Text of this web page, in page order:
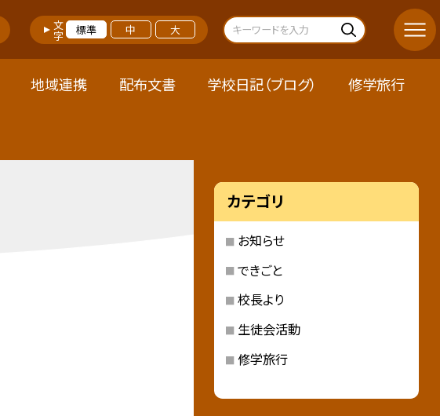
文字 標準 中 大
地域連携 配布文書 学校日記（ブログ） 修学旅行
カテゴリ
お知らせ
できごと
校長より
生徒会活動
修学旅行